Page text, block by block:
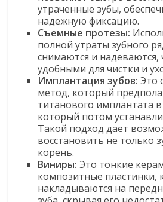
утраченные зубы,
надежную фиксацию.
Съемные протезы:
полной утраты зубного
снимаются и надеваются,
удобными для чистки и
Имплантация зубов: Это
метод, который
титанового имплантата
который потом
Такой подход дает
восстановить не только
корень.
Виниры: Это тонкие
композитные пластинки,
накладываются на